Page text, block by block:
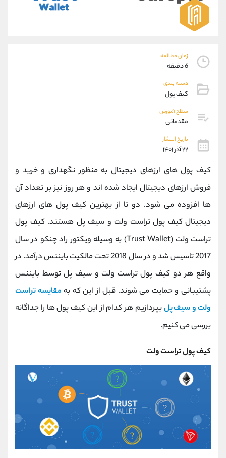
زمان مطالعه
6 دقیقه
دسته بندی
کیف پول
سطح آموزش
مقدماتی
تاریخ انتشار
۲۲ آذر ۱۴۰۱
کیف پول های ارزهای دیجیتال به منظور نگهداری و خرید و
فروش ارزهای دیجیتال ایجاد شده اند و هر روز نیز بر تعداد آن
ها افزوده می شود. دو تا از بهترین کیف پول های ارزهای
دیجیتال کیف پول تراست ولت و سیف پل هستند. کیف پول
تراست ولت (Trust Wallet) به وسیله ویکتور راد چنکو در سال
2017 تاسیس شد و در سال 2018 تحت مالکیت بایننس درآمد. در
واقع هر دو کیف پول تراست ولت و سیف پل توسط بایننس
پشتیبانی و حمایت می شوند. قبل از این که به مقایسه تراست
ولت و سیف پلبپردازیم هر کدام از این کیف پول ها را جداگانه
بررسی می کنیم.
کیف پول تراست ولت
09101364784
واتساپ
تلگرام
پشتیبان فروش
موبایل
واتساپ
داخلی
اطلاعات تماس (دفتر فروش)
تلفن 021-22021030
بدون پیش شماره 90001030
اینستاگرام @alireza.mehrabii
کانال تلگرام @alirezamehrabi_com